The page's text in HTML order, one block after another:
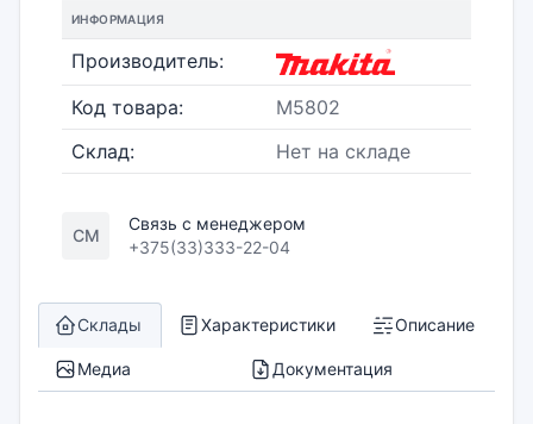
ИНФОРМАЦИЯ
Производитель:
Код товара:
M5802
Склад:
Нет на складе
СМ
Связь с менеджером
+375(33)333-22-04
Склады Характеристики Описание
Медиа Документация